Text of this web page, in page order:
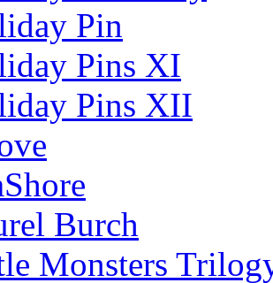
Pin
Pins XI
Pins XII
Burch
Monsters